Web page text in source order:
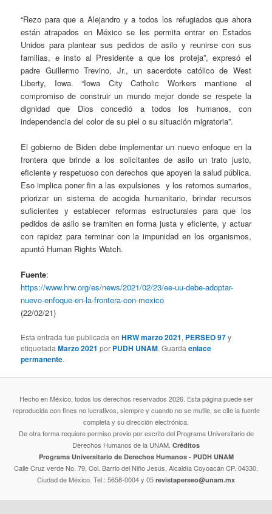
“Rezo para que a Alejandro y a todos los refugiados que ahora
están atrapados en México se les permita entrar en Estados
Unidos para plantear sus pedidos de asilo y reunirse con sus
familias, e insto al Presidente a que los proteja”, expresó el
padre Guillermo Trevino, Jr., un sacerdote católico de West
Liberty, Iowa. “Iowa City Catholic Workers mantiene el
compromiso de construir un mundo mejor donde se respete la
dignidad que Dios concedió a todos los humanos, con
independencia del color de su piel o su situación migratoria”.
El gobierno de Biden debe implementar un nuevo enfoque en la
frontera que brinde a los solicitantes de asilo un trato justo,
eficiente y respetuoso con derechos que apoyen la salud pública.
Eso implica poner fin a las expulsiones y los retornos sumarios,
priorizar un sistema de acogida humanitario, brindar recursos
suficientes y establecer reformas estructurales para que los
pedidos de asilo se tramiten en forma justa y eficiente, y actuar
con rapidez para terminar con la impunidad en los organismos,
apuntó Human Rights Watch.
Fuente:
https://www.hrw.org/es/news/2021/02/23/ee-uu-debe-adoptar-
nuevo-enfoque-en-la-frontera-con-mexico
(22/02/21)
Esta entrada fue publicada enHRW marzo 2021, PERSEO 97y
etiquetadaMarzo 2021 por PUDH UNAM. Guardaenlace
permanente.
Hecho en México, todos los derechos reservados 2026. Esta página puede ser
reproducida con fines no lucrativos, siempre y cuando no se mutile, se cite la fuente
completa y su dirección electrónica.
De otra forma requiere permiso previo por escrito del Programa Universitario de
Derechos Humanos de la UNAM. Créditos
Programa Universitario de Derechos Humanos - PUDH UNAM
Calle Cruz verde No. 79, Col. Barrio del Niño Jesús, Alcaldía Coyoacán CP. 04330,
Ciudad de México. Tel.: 5658-0004 y 05 revistaperseo@unam.mx